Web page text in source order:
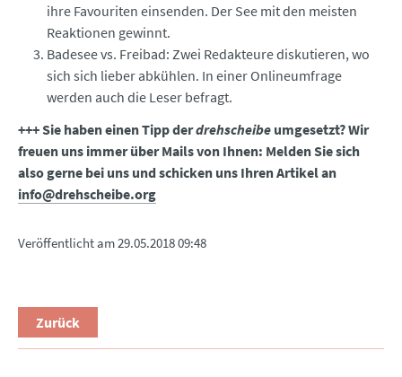
ihre Favouriten einsenden. Der See mit den meisten
Reaktionen gewinnt.
Badesee vs. Freibad: Zwei Redakteure diskutieren, wo
sich sich lieber abkühlen. In einer Onlineumfrage
werden auch die Leser befragt.
+++ Sie haben einen Tipp derdrehscheibe umgesetzt? Wir
freuen uns immer über Mails von Ihnen: Melden Sie sich
also gerne bei uns und schicken uns Ihren Artikel an
info@drehscheibe.org
Veröffentlicht am29.05.2018 09:48
Zurück